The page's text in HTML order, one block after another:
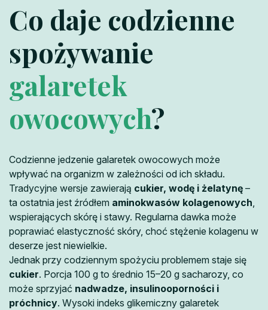
Co daje codzienne
spożywanie
galaretek
owocowych?
Codzienne jedzenie galaretek owocowych może
wpływać na organizm w zależności od ich składu.
Tradycyjne wersje zawierają cukier, wodę i żelatynę –
ta ostatnia jest źródłem aminokwasów kolagenowych
wspierających skórę i stawy. Regularna dawka może
poprawiać elastyczność skóry, choć stężenie kolagenu w
deserze jest niewielkie.
Jednak przy codziennym spożyciu problemem staje się
cukier. Porcja 100 g to średnio 15–20 g sacharozy, co
może sprzyjać nadwadze, insulinooporności i
próchnicy. Wysoki indeks glikemiczny galaretek